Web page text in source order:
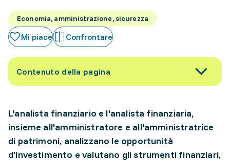
Economia, amministrazione, sicurezza
Mi piace Confrontare
Contenuto della pagina
L'analista finanziario e l'analista finanziaria,
insieme all'amministratore e all'amministratrice
di patrimoni, analizzano le opportunità
d’investimento e valutano gli strumenti finanziari,